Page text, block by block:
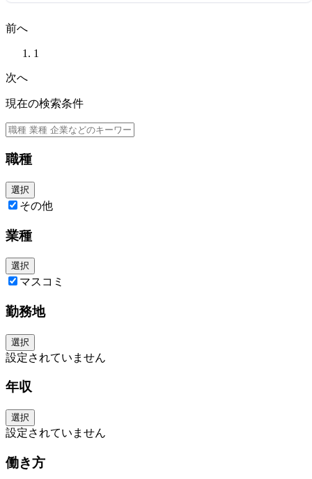
い時には年間200回のセミナーを開催しています。
るため、セミナーの時間に合わせた柔軟な働き方が可能です。
が、新規案件や単発案件などもあり顧客との関係構築力を身につけること
※事務作業（会場手配や台本作成など）はサポートスタッフが担当しま
◆入社後のオンボーディング体制入社後は医療業界の知識から学んでいた
だきます。もちろんマニュアルも用意がありますので、業界未経験の方で
も安心してご入社いただける体制が整っております。
● 入社後〜座学にて業界、WEBセミナーについてインプットいただきま
す。
だきます。
● 半年後〜独り立ち。その後、ユニットリーダーなど、マネジメントのキ
ャリアを描くことができます。
・ソリューション改善、新規利用シーンの発案・具体化
【主要取引先】
ります
【参考情報】
・既存顧客、新規顧客対応の割合は3：7程度です
・ 新規導入のリードタイムは2～3カ月から長くて1年かかる場合もあり
【求める人物像】
・顧客との関係構築を楽しみながら、全力で取り組める方
・顧客課題に対しロジカルに企画提案することが好きな方
・裁量とスピード感を持って働きたい方
前へ
1
次へ
現在の検索条件
職種
選択
その他
業種
選択
マスコミ
勤務地
選択
設定されていません
年収
選択
設定されていません
働き方